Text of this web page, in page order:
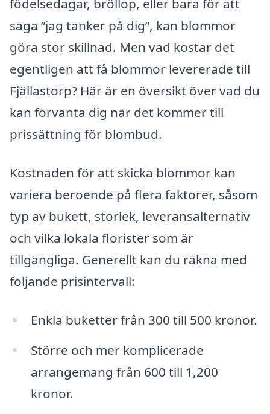
födelsedagar, bröllop, eller bara för att
säga ”jag tänker på dig”, kan blommor
göra stor skillnad. Men vad kostar det
egentligen att få blommor levererade till
Fjällastorp? Här är en översikt över vad du
kan förvänta dig när det kommer till
prissättning för blombud.
Kostnaden för att skicka blommor kan
variera beroende på flera faktorer, såsom
typ av bukett, storlek, leveransalternativ
och vilka lokala florister som är
tillgängliga. Generellt kan du räkna med
följande prisintervall:
Enkla buketter från 300 till 500 kronor.
Större och mer komplicerade
arrangemang från 600 till 1,200
kronor.